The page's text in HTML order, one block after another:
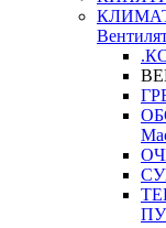
КЛИМАТ/